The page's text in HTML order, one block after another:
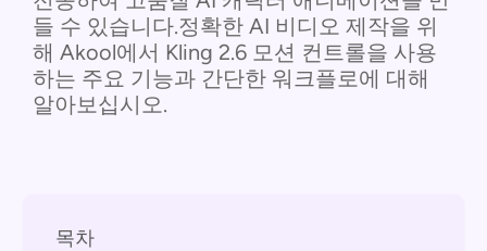
들 수 있습니다.정확한 AI 비디오 제작을 위
해 Akool에서 Kling 2.6 모션 컨트롤을 사용
하는 주요 기능과 간단한 워크플로에 대해
알아보십시오.
목차